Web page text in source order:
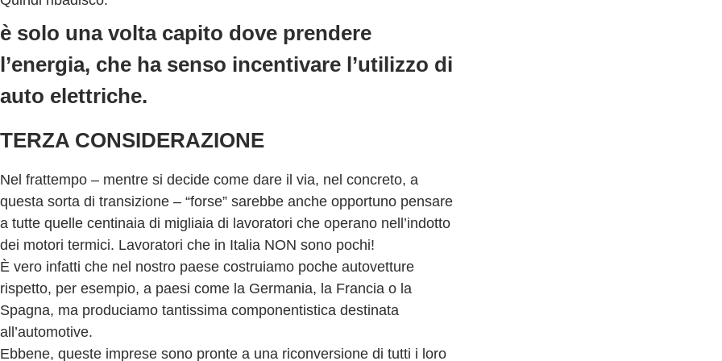
è solo una volta capito dove prendere
l’energia, che ha senso incentivare l’utilizzo di
auto elettriche.
TERZA CONSIDERAZIONE
Nel frattempo – mentre si decide come dare il via, nel concreto, a
questa sorta di transizione – “forse” sarebbe anche opportuno pensare
a tutte quelle centinaia di migliaia di lavoratori che operano nell’indotto
dei motori termici. Lavoratori che in Italia NON sono pochi!
È vero infatti che nel nostro paese costruiamo poche autovetture
rispetto, per esempio, a paesi come la Germania, la Francia o la
Spagna, ma produciamo tantissima componentistica destinata
all’automotive.
Ebbene, queste imprese sono pronte a una riconversione di tutti i loro